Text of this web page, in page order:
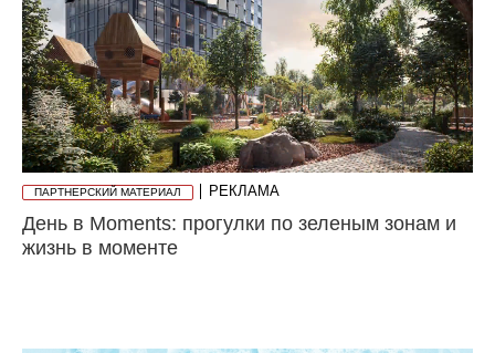
ПАРТНЕРСКИЙ МАТЕРИАЛ РЕКЛАМА
День в Moments: прогулки по зеленым зонам и
жизнь в моменте